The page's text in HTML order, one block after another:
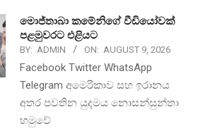
මොජ්තාබා කමේනිගේ වීඩියෝවක්
පළමුවරට එළියට
BY: ADMIN ON: AUGUST 9, 2026
Facebook Twitter WhatsApp
Telegram අමෙරිකාව සහ ඉරානය
අතර පවතින යුදමය නොසන්සුන්තා
හමුවේ